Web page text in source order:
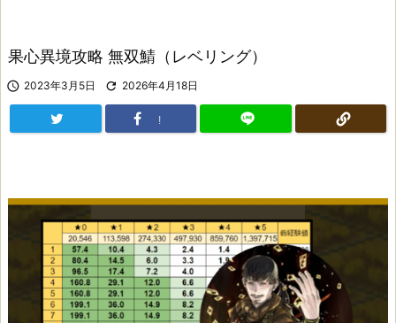
果心異境攻略 無双鯖（レベリング）
 2023年3月5日  2026年4月18日
!